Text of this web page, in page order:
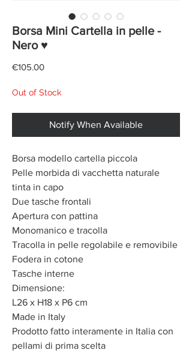
Borsa Mini Cartella in pelle -
Nero ♥
€105.00Price
Out of Stock
Notify When Available
Borsa modello cartella piccola
Pelle morbida di vacchetta naturale
tinta in capo
Due tasche frontali
Apertura con pattina
Monomanico e tracolla
Tracolla in pelle regolabile e removibile
Fodera in cotone
Tasche interne
Dimensione:
L26 x H18 x P6 cm
Made in Italy
Prodotto fatto interamente in Italia con
pellami di prima scelta